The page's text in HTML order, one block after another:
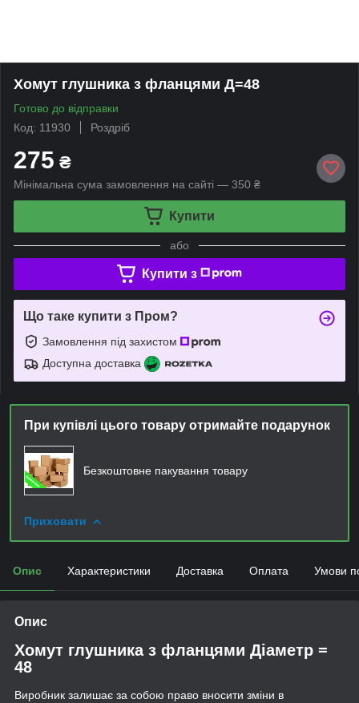
Хомут глушника з фланцями Д=48
Готово до відправки
Код: 11930
Роздріб
275 ₴
Мінімальна сума замовлення на сайті — 350 ₴
Купити
або
Купити з
Що таке купити з Пром?
Замовлення під захистом
Доступна доставка
При купівлі цього товару отримайте подарунок
Безкоштовне пакування товару
Приховати
Опис Характеристики Доставка Оплата Умови
Опис
Хомут глушника з фланцями Діаметр =
48
Виробник залишає за собою право вносити зміни в